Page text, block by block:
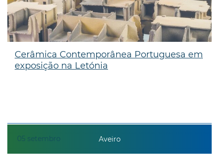
05 setembro
Cerâmica Contemporânea Portuguesa em
exposição na Letónia
Aveiro